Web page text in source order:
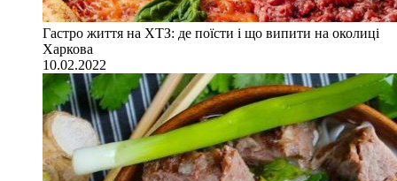
Гастро життя на ХТЗ: де поїсти і що випити на околиці
Харкова
10.02.2022